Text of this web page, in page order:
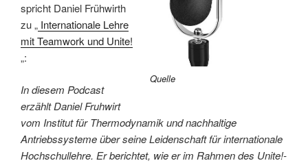
Quelle
spricht Daniel Frühwirth
zu „ Internationale Lehre
mit Teamwork und Unite!
„:
In diesem Podcast
erzählt Daniel Fruhwirt
vom Institut für Thermodynamik und nachhaltige
Antriebssysteme über seine Leidenschaft für internationale
Hochschullehre. Er berichtet, wie er im Rahmen des Unite!-